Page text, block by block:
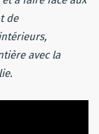
de
avec la